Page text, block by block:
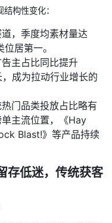
构性变化：
，季度均素材量达
居第一。
主占比同比提升
成为拉动行业增长的
门品类投放占比略有
主流位置，《Hay
Blast!》等产品持续
存低迷，传统获客